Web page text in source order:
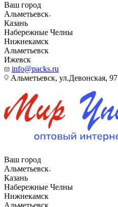
Ваш город
Альметьевск
Казань
Набережные Челны
Нижнекамск
Альметьевск
Ижевск
info@packs.ru
Альметьевск, ​ул.Девонская, 97
Ваш город
Альметьевск
Казань
Набережные Челны
Нижнекамск
Альметьевск